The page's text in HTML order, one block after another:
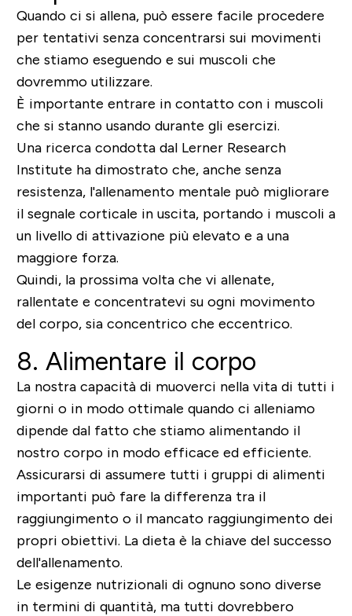
Quando ci si allena, può essere facile procedere
per tentativi senza concentrarsi sui movimenti
che stiamo eseguendo e sui muscoli che
dovremmo utilizzare.
È importante entrare in contatto con i muscoli
che si stanno usando durante gli esercizi.
Una ricerca condotta dal Lerner Research
Institute ha dimostrato che, anche senza
resistenza, l'allenamento mentale può migliorare
il segnale corticale in uscita, portando i muscoli a
un livello di attivazione più elevato e a una
maggiore forza.
Quindi, la prossima volta che vi allenate,
rallentate e concentratevi su ogni movimento
del corpo, sia concentrico che eccentrico.
8. Alimentare il corpo
La nostra capacità di muoverci nella vita di tutti i
giorni o in modo ottimale quando ci alleniamo
dipende dal fatto che stiamo alimentando il
nostro corpo in modo efficace ed efficiente.
Assicurarsi di assumere tutti i gruppi di alimenti
importanti può fare la differenza tra il
raggiungimento o il mancato raggiungimento dei
propri obiettivi. La dieta è la chiave del successo
dell'allenamento.
Le esigenze nutrizionali di ognuno sono diverse
in termini di quantità, ma tutti dovrebbero